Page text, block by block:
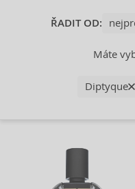
ŘADIT OD:
Máte
Diptyque